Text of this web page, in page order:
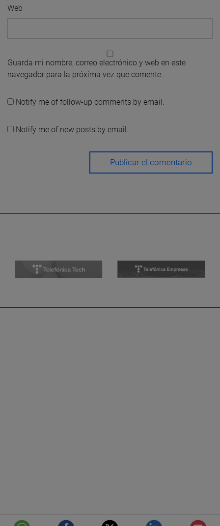
Web
Guarda mi nombre, correo electrónico y web en este
navegador para la próxima vez que comente.
Notify me of follow-up comments by email.
Notify me of new posts by email.